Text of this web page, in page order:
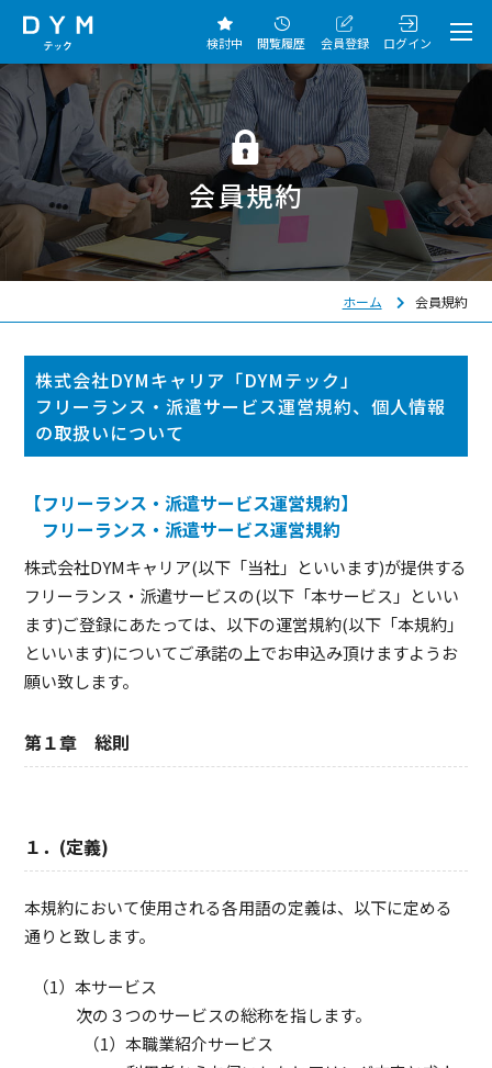
検討中 閲覧履歴 会員登録 ログイン
会員規約
ホーム 会員規約
株式会社DYMキャリア「DYMテック」
フリーランス・派遣サービス運営規約、個人情報
の取扱いについて
【フリーランス・派遣サービス運営規約】
フリーランス・派遣サービス運営規約
株式会社DYMキャリア(以下「当社」といいます)が提供する
フリーランス・派遣サービスの(以下「本サービス」といい
ます)ご登録にあたっては、以下の運営規約(以下「本規約」
といいます)についてご承諾の上でお申込み頂けますようお
願い致します。
第１章 総則
１．(定義)
本規約において使用される各用語の定義は、以下に定める
通りと致します。
本サービス
次の３つのサービスの総称を指します。
本職業紹介サービス